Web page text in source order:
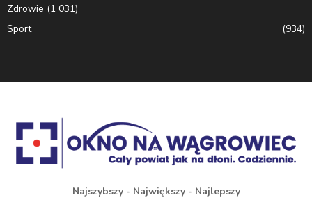
Zdrowie (1 031)
Sport
(934)
Najszybszy - Największy - Najlepszy